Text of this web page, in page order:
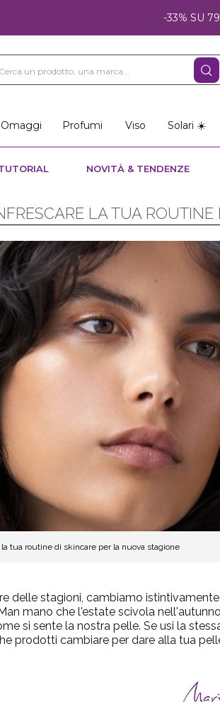
-33% SU
Omaggi Profumi Viso Solari ☀️
NOVITÀ & TENDENZE
LA TUA
tua routine di skincare per la nuova stagione
delle stagioni, cambiamo
mano che l'estate scivola
si sente la nostra pelle. Se usi la
prodotti cambiare per dare alla tua